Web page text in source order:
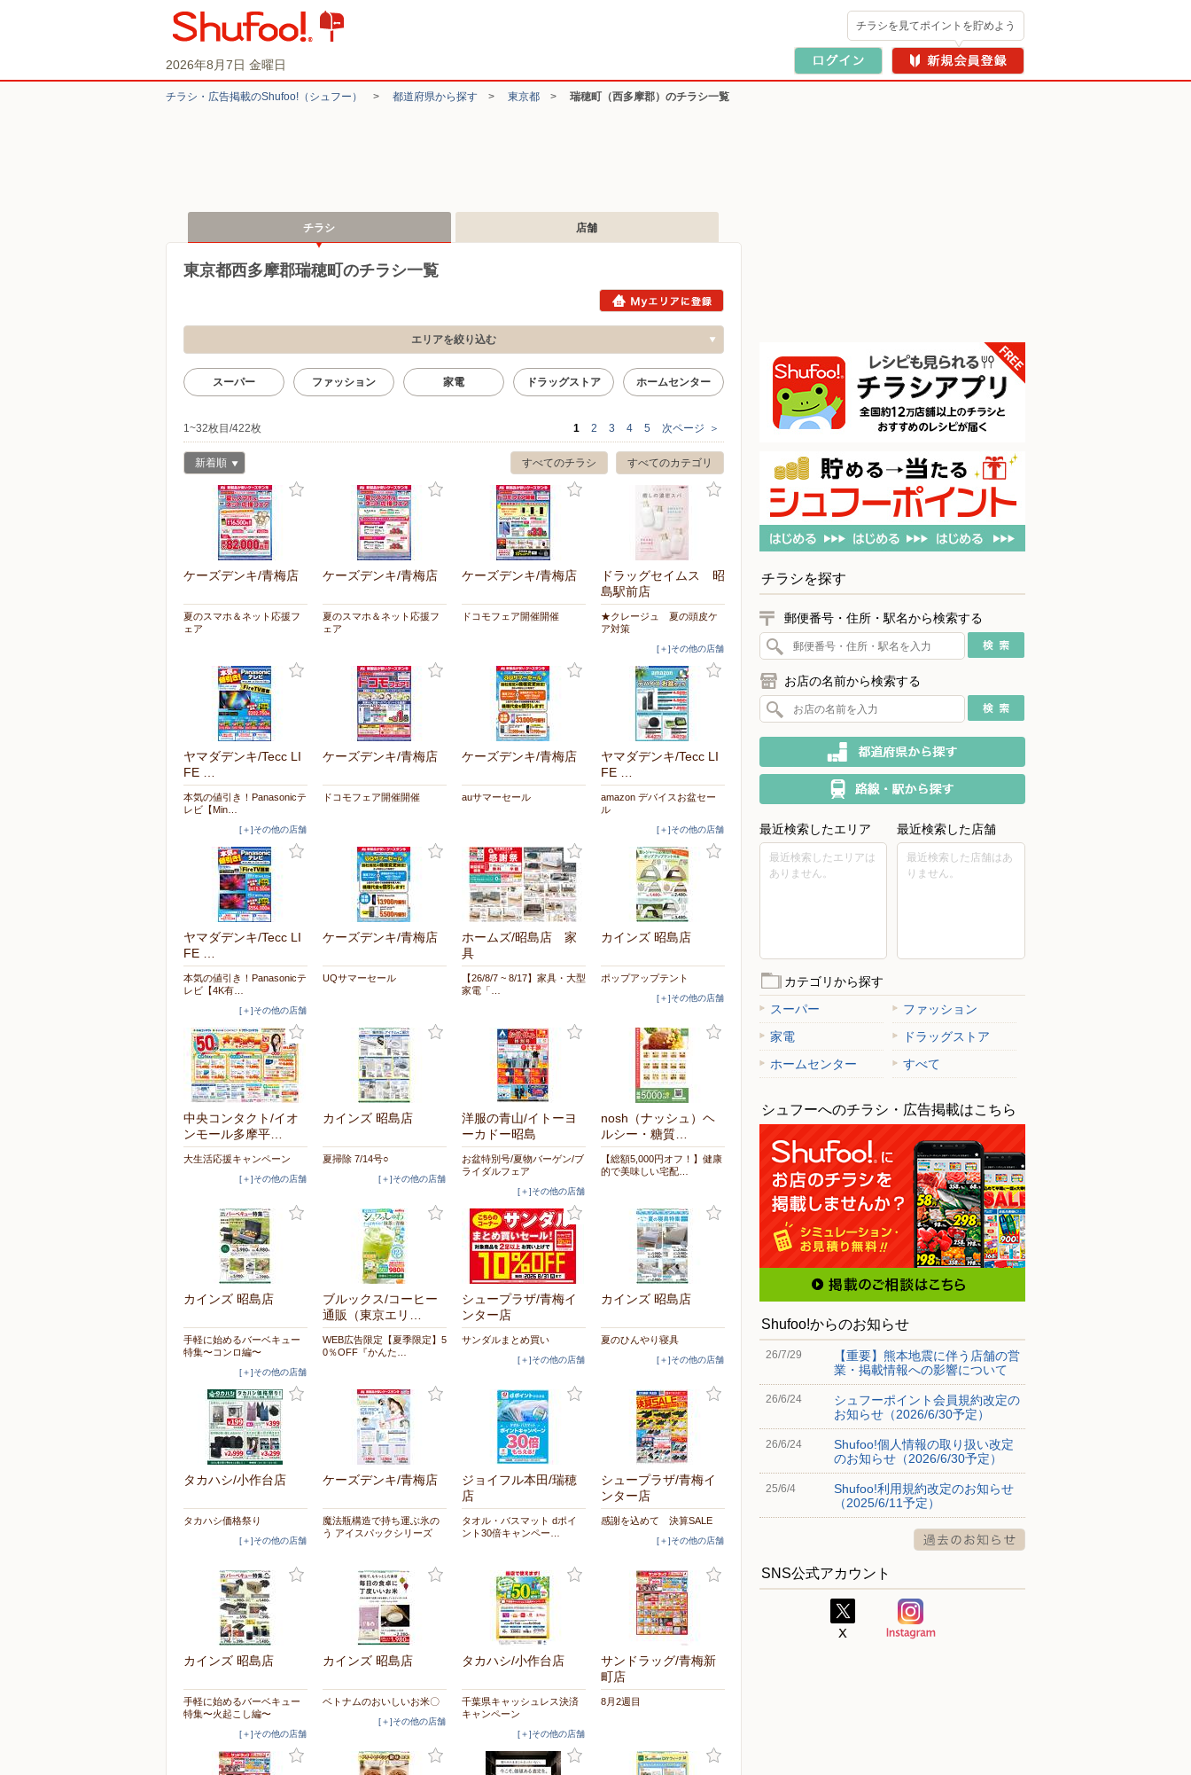
2026年8月7日 金曜日
チラシを見てポイントを貯めよう
チラシ・​広告掲載の​Shufoo!​（シュフー） > 都道府県から探す > 東京都 > 瑞穂町（西多摩郡）のチラシ一覧
チラシ 店舗
東京都西多摩郡瑞穂町のチラシ一覧
エリアを絞り込む
スーパー ファッション 家電 ドラッグストア ホームセンター
1~32枚目/422枚 1 2 3 4 5 次ページ ＞
すべてのカテゴリ
すべてのチラシ
新着順
ケーズデンキ/青梅店
夏のスマホ＆ネット応援フ
ェア
ケーズデンキ/青梅店
夏のスマホ＆ネット応援フ
ェア
ケーズデンキ/青梅店
ドコモフェア開催開催
ドラッグセイムス 昭
島駅前店
★クレージュ 夏の頭皮ケ
ア対策
[＋]その他の店舗
ヤマダデンキ/Tecc LI
FE …
本気の値引き！Panasonicテ
レビ【Min…
[＋]その他の店舗
ケーズデンキ/青梅店
ドコモフェア開催開催
ケーズデンキ/青梅店
auサマーセール
ヤマダデンキ/Tecc LI
FE …
amazon デバイスお盆セー
ル
[＋]その他の店舗
ヤマダデンキ/Tecc LI
FE …
本気の値引き！Panasonicテ
レビ【4K有…
[＋]その他の店舗
ケーズデンキ/青梅店
UQサマーセール
ホームズ/昭島店 家
具
【26/8/7 ~ 8/17】家具・大型
家電「…
カインズ 昭島店
ポップアップテント
[＋]その他の店舗
中央コンタクト/イオ
ンモール多摩平…
大生活応援キャンペーン
[＋]その他の店舗
カインズ 昭島店
夏掃除 7/14号○
[＋]その他の店舗
洋服の青山/イトーヨ
ーカドー昭島
お盆特別号/夏物バーゲン/ブ
ライダルフェア
[＋]その他の店舗
nosh（ナッシュ）ヘ
ルシー・糖質…
【総額5,000円オフ！】健康
的で美味しい宅配…
カインズ 昭島店
手軽に始めるバーベキュー
特集〜コンロ編〜
[＋]その他の店舗
ブルックス/コーヒー
通販（東京エリ…
WEB広告限定【夏季限定】5
0％OFF『かんた…
シュープラザ/青梅イ
ンター店
サンダルまとめ買い
[＋]その他の店舗
カインズ 昭島店
夏のひんやり寝具
[＋]その他の店舗
タカハシ/小作台店
タカハシ価格祭り
[＋]その他の店舗
ケーズデンキ/青梅店
魔法瓶構造で持ち運ぶ氷の
う アイスパックシリーズ
ジョイフル本田/瑞穂
店
タオル・バスマット dポイ
ント30倍キャンペー…
シュープラザ/青梅イ
ンター店
感謝を込めて 決算SALE
[＋]その他の店舗
カインズ 昭島店
手軽に始めるバーベキュー
特集〜火起こし編〜
[＋]その他の店舗
カインズ 昭島店
ベトナムのおいしいお米〇
[＋]その他の店舗
タカハシ/小作台店
千葉県キャッシュレス決済
キャンペーン
[＋]その他の店舗
サンドラッグ/青梅新
町店
8月2週目
チラシを探す
郵便番号・住所・駅名から検索する
お店の名前から検索する
最近検索したエリア
最近検索したエリアは
ありません。
最近検索した店舗
最近検索した店舗はあ
りません。
カテゴリから探す
スーパー
ファッション
家電
ドラッグストア
ホームセンター
すべて
シュフーへのチラシ・広告掲載はこちら
Shufoo!からのお知らせ
26/7/29
【重要】熊本地震に伴う店舗の営
業・掲載情報への影響について
26/6/24
シュフーポイント会員規約改定の
お知らせ（2026/6/30予定）
26/6/24
Shufoo!個人情報の取り扱い改定
のお知らせ（2026/6/30予定）
25/6/4
Shufoo!利用規約改定のお知らせ
（2025/6/11予定）
SNS公式アカウント